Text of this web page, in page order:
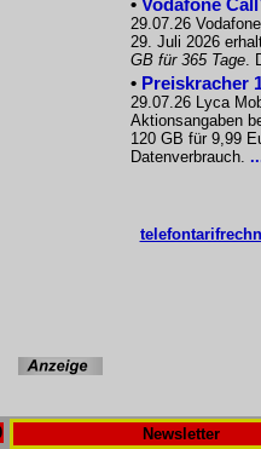
• Vodafone
29.07.26
29. Juli 2026
GB für 365 Tage.
• Preiskracher
29.07.26 Lyca
Aktionsangaben
120 GB für 9,99
Datenverbrauch.
Newsletter